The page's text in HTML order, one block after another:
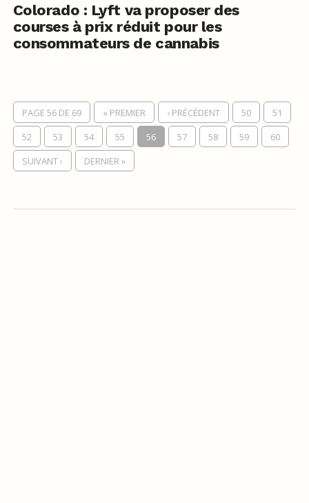
Colorado : Lyft va proposer des
courses à prix réduit pour les
consommateurs de cannabis
PAGE 56 DE 69 « PREMIER ‹ PRÉCÉDENT 50
51
52
53 54 55 56 57 58 59
60
SUIVANT ›
DERNIER »